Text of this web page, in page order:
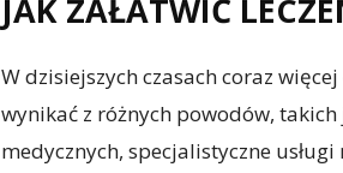
JAK ZAŁATWIĆ
W dzisiejszych czasach coraz
wynikać z różnych powodów,
medycznych, specjalistyczne